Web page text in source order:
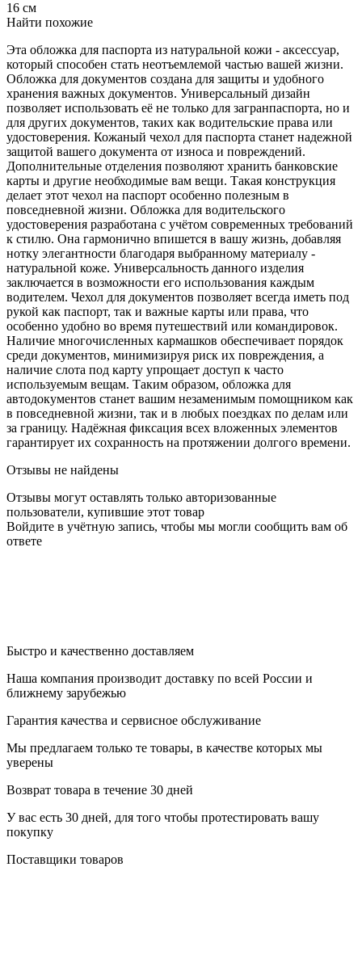
16 см
Найти похожие
Эта обложка для паспорта из натуральной кожи - аксессуар,
который способен стать неотъемлемой частью вашей жизни.
Обложка для документов создана для защиты и удобного
хранения важных документов. Универсальный дизайн
позволяет использовать её не только для загранпаспорта, но и
для других документов, таких как водительские права или
удостоверения. Кожаный чехол для паспорта станет надежной
защитой вашего документа от износа и повреждений.
Дополнительные отделения позволяют хранить банковские
карты и другие необходимые вам вещи. Такая конструкция
делает этот чехол на паспорт особенно полезным в
повседневной жизни. Обложка для водительского
удостоверения разработана с учётом современных требований
к стилю. Она гармонично впишется в вашу жизнь, добавляя
нотку элегантности благодаря выбранному материалу -
натуральной коже. Универсальность данного изделия
заключается в возможности его использования каждым
водителем. Чехол для документов позволяет всегда иметь под
рукой как паспорт, так и важные карты или права, что
особенно удобно во время путешествий или командировок.
Наличие многочисленных кармашков обеспечивает порядок
среди документов, минимизируя риск их повреждения, а
наличие слота под карту упрощает доступ к часто
используемым вещам. Таким образом, обложка для
автодокументов станет вашим незаменимым помощником как
в повседневной жизни, так и в любых поездках по делам или
за границу. Надёжная фиксация всех вложенных элементов
гарантирует их сохранность на протяжении долгого времени.
Отзывы не найдены
Отзывы могут оставлять только авторизованные
пользователи, купившие этот товар
Войдите в учётную запись, чтобы мы могли сообщить вам об
ответе
Быстро и качественно доставляем
Наша компания производит доставку по всей России и
ближнему зарубежью
Гарантия качества и сервисное обслуживание
Мы предлагаем только те товары, в качестве которых мы
уверены
Возврат товара в течение 30 дней
У вас есть 30 дней, для того чтобы протестировать вашу
покупку
Поставщики товаров